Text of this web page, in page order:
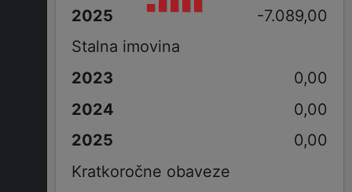
-7.089,00
Stalna imovina
0,00
0,00
0,00
Kratkoročne obaveze